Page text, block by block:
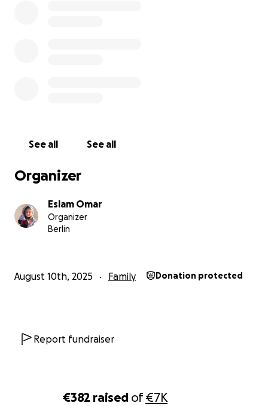
€382 raised of€7K
Every night, they sleep to the sound of bombings, with
I want to help them get the basics they urgently need:
Food and water
Please share this campaign so more people can see
See all See all
Organizer
Eslam Omar
Organizer
Berlin
August 10th, 2025 Family Donation protected
Report fundraiser